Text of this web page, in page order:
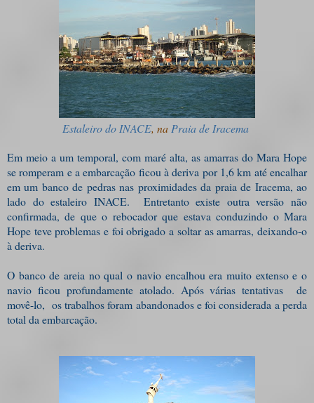
Estaleiro do INACE, na Praia de Iracema
Em meio a um temporal, com maré alta, as amarras do Mara Hope
se romperam e a embarcação ficou à deriva por 1,6 km até encalhar
em um banco de pedras nas proximidades da praia de Iracema, ao
lado do estaleiro INACE. Entretanto existe outra versão não
confirmada, de que o rebocador que estava conduzindo o Mara
Hope teve problemas e foi obrigado a soltar as amarras, deixando-o
à deriva.
O banco de areia no qual o navio encalhou era muito extenso e o
navio ficou profundamente atolado. Após várias tentativas de
movê-lo, os trabalhos foram abandonados e foi considerada a perda
total da embarcação.